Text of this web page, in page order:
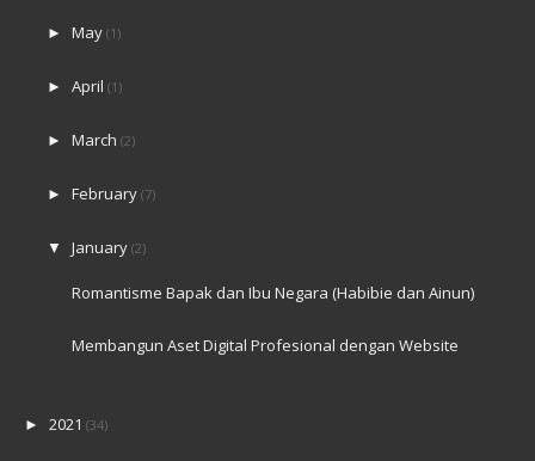
►May(1)
►April(1)
►March(2)
►February(7)
▼January(2)
Romantisme Bapak dan Ibu Negara (Habibie dan Ainun)
Membangun Aset Digital Profesional dengan Website
► 2021 (34)